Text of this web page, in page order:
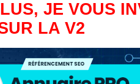
JE VOUS
LA V2